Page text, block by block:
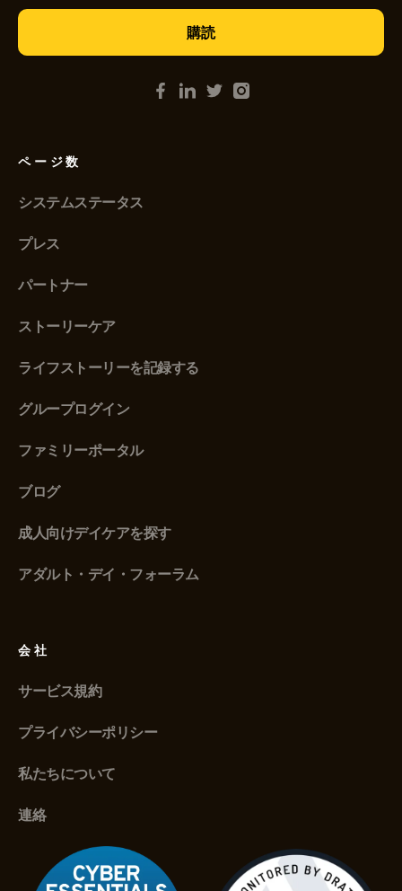
ページ数
システムステータス
プレス
パートナー
ストーリーケア
ライフストーリーを記録する
グループログイン
ファミリーポータル
ブログ
成人向けデイケアを探す
アダルト・デイ・フォーラム
会社
サービス規約
プライバシーポリシー
私たちについて
連絡